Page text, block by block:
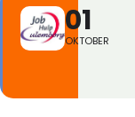
01
OKTOBER